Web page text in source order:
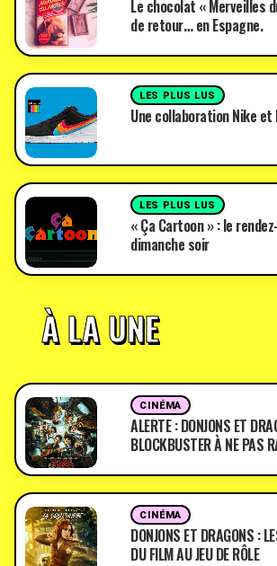
Le chocolat « Merveilles
de retour… en Espagne.
LES PLUS LUS
Une collaboration Nike et
LES PLUS LUS
« Ça Cartoon » : le
dimanche soir
À LA UNE
CINÉMA
ALERTE : DONJONS ET
BLOCKBUSTER À NE PAS
CINÉMA
DONJONS ET DRAGONS :
DU FILM AU JEU DE RÔLE